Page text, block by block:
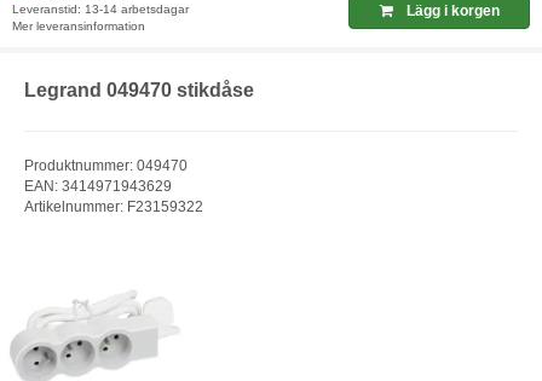
Leveranstid: 13-14 arbetsdagar
Mer leveransinformation
Lägg i korgen
Legrand 049470 stikdåse
Produktnummer: 049470
EAN: 3414971943629
Artikelnummer: F23159322